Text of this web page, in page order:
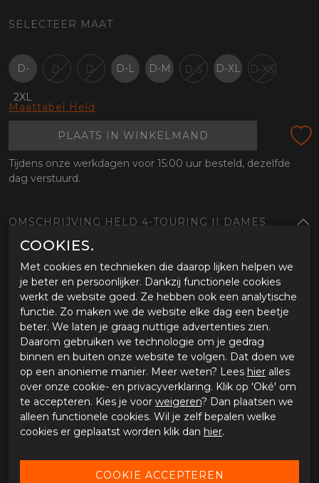
SELECTEER MAAT
D-
2XL
D- D- D-L D-M D-S D-XL D-XS
Maattabel Held
PLAATS IN WINKELMAND
Tijdens onze werkdagen voor 15:00 uur besteld, dezelfde
dag verstuurd.
OMSCHRIJVING HELD 4-TOURING II DAMES
Eigenschappen Held 4-Touring || dames
Comfort/uitrusting
Ademend, wind- en waterdicht dankzij het Reissa Z-
Liner klimaatmembraan
Verbindingsrits rondom
Uitneembare thermische voering, 100% polyester
Breedteverstelling bij taille en mouwen
Elastische inzetstukken op de binnenkant van de
mouwen
AirVents op borst, rug en armen
Comfortabele kraag met zachte afwerking
2 niet-waterdichte buitenzakken
1 binnenzak + 1 zak voor mobiele telefoon + 1
COOKIES.
Met cookies en technieken die daarop lijken helpen we
je beter en persoonlijker. Dankzij functionele cookies
werkt de website goed. Ze hebben ook een analytische
functie. Zo maken we de website elke dag een beetje
beter. We laten je graag nuttige advertenties zien.
Daarom gebruiken we technologie om je gedrag
binnen en buiten onze website te volgen. Dat doen we
op een anonieme manier. Meer weten? Lees hier alles
over onze cookie- en privacyverklaring. Klik op 'Oké' om
te accepteren. Kies je voor weigeren? Dan plaatsen we
alleen functionele cookies. Wil je zelf bepalen welke
cookies er geplaatst worden klik dan hier.